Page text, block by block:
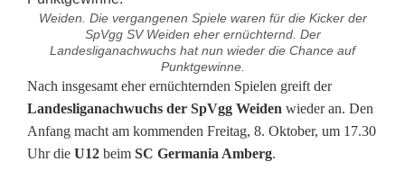
Weiden. Die vergangenen Spiele waren für die Kicker der
SpVgg SV Weiden eher ernüchternd. Der
Landesliganachwuchs hat nun wieder die Chance auf
Punktgewinne.
N
i
e
Nach insgesamt eher ernüchternden Spielen greift der
Landesliganachwuchs der SpVgg Weiden wieder an. Den
Anfang macht am kommenden Freitag, 8. Oktober, um 17.30
Uhr die U12 beim SC Germania Amberg.